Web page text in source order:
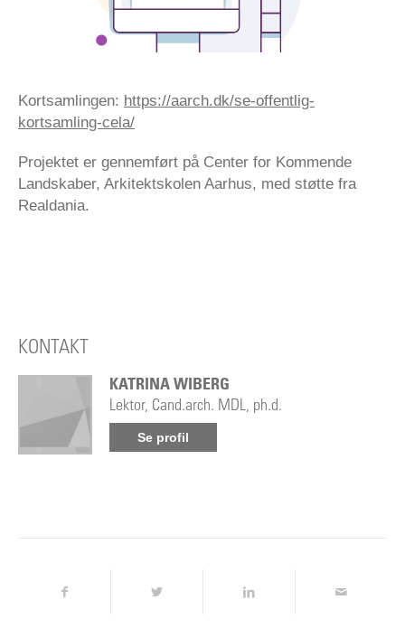
Kortsamlingen: https://aarch.dk/se-offentlig-
kortsamling-cela/
Projektet er gennemført på Center for Kommende
Landskaber, Arkitektskolen Aarhus, med støtte fra
Realdania.
KONTAKT
KATRINA WIBERG
Lektor, Cand.arch. MDL, ph.d.
Se profil